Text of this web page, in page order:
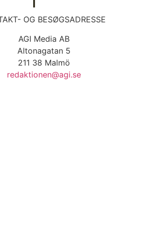
OG BESØGSADRESSE
AGI Media AB
Altonagatan 5
211 38 Malmö
redaktionen@agi.se